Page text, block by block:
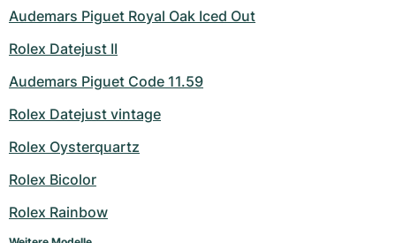
Audemars Piguet Royal Oak Iced Out
Rolex Datejust II
Audemars Piguet Code 11.59
Rolex Datejust vintage
Rolex Oysterquartz
Rolex Bicolor
Rolex Rainbow